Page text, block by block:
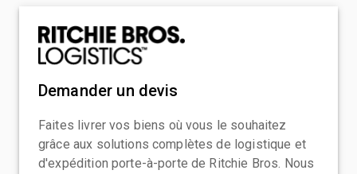
Demander un devis
Faites livrer vos biens où vous le souhaitez
grâce aux solutions complètes de logistique et
d'expédition porte-à-porte de Ritchie Bros. Nous